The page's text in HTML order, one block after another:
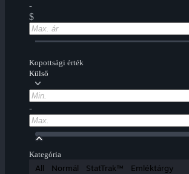
-
$
Kopottsági érték
Külső
-
Kategória
All Normál StatTrak™ Emléktárgy